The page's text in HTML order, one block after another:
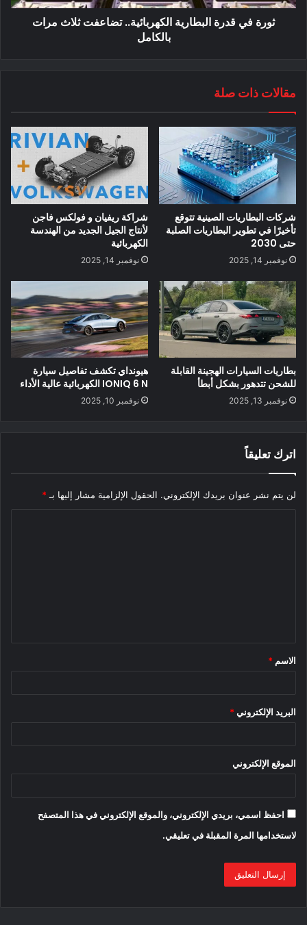
أفضل محطات شحن السيارات الكهربائية بالأسواق
وللاطلاع على مصدر الخبر اضغط
محتوى مدفوع
ثورة في قدرة البطارية الكهربائية.. تضاعفت ثلاث مرات
بالكامل
مقالات ذات صلة
شركات البطاريات الصينية تتوقع
تأخيرًا في تطوير البطاريات الصلبة
حتى 2030
نوفمبر 14, 2025
شراكة ريفيان و فولكس فاجن
لأنتاج الجيل الجديد من الهندسة
الكهربائية
نوفمبر 14, 2025
بطاريات السيارات الهجينة القابلة
للشحن تتدهور بشكل أبطأ
نوفمبر 13, 2025
هيونداي تكشف تفاصيل سيارة
IONIQ 6 N الكهربائية عالية الأداء
نوفمبر 10, 2025
اترك تعليقاً
لن يتم نشر عنوان بريدك الإلكتروني. الحقول الإلزامية مشار إليها بـ *
*
الاسم *
البريد الإلكتروني *
الموقع الإلكتروني
احفظ اسمي، بريدي الإلكتروني، والموقع الإلكتروني في هذا المتصفح
لاستخدامها المرة المقبلة في تعليقي.